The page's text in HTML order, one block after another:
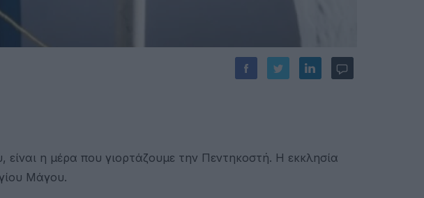
η μέρα που γιορτάζουμε την Πεντηκοστή. Η εκκλησία
Μάγου.